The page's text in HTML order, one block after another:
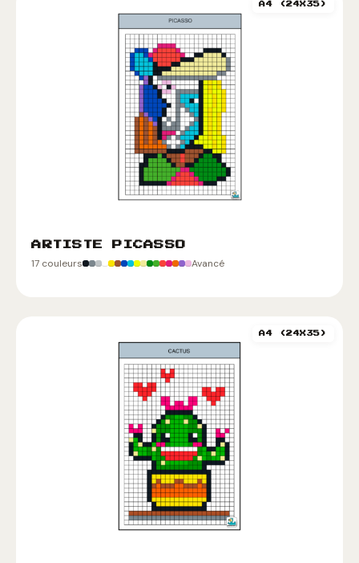
A4 (24X35)
ARTISTE PICASSO
17 couleurs Avancé
A4 (24X35)